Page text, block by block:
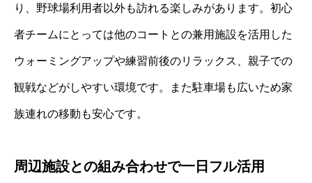
り、野球場利用者以外も訪れる楽しみがあります。初心
者チームにとっては他のコートとの兼用施設を活用した
ウォーミングアップや練習前後のリラックス、親子での
観戦などがしやすい環境です。また駐車場も広いため家
族連れの移動も安心です。
周辺施設との組み合わせで一日フル活用